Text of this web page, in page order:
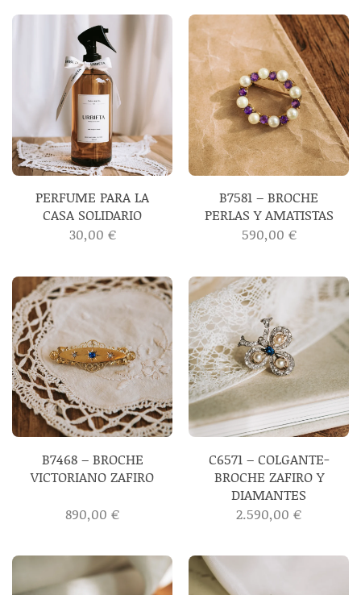
PERFUME PARA LA
CASA SOLIDARIO
30,00 €
B7581 – BROCHE
PERLAS Y AMATISTAS
590,00 €
B7468 – BROCHE
VICTORIANO ZAFIRO
890,00 €
C6571 – COLGANTE-
BROCHE ZAFIRO Y
DIAMANTES
2.590,00 €